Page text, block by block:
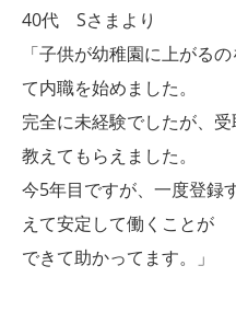
40代 Sさまより
「子供が幼稚園に上がる
て内職を始めました。
完全に未経験でしたが、
教えてもらえました。
今5年目ですが、一度登録
えて安定して働くことが
できて助かってます。」